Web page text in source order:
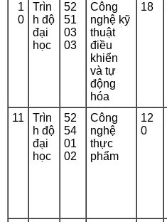
1
0
Trìn
h độ
đại
học
52
51
03
03
Công
nghệ kỹ
thuật
điều
khiển
và tự
động
hóa
18
11
Trìn
h độ
đại
học
52
54
01
02
Công
nghệ
thực
phẩm
12
0